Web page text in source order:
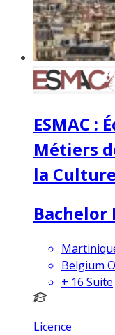
ESMAC :
Métiers
la Culture
Bachelor
Belgium
+ 16 Suite
Licence